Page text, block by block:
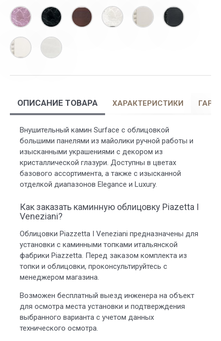
ОПИСАНИЕ ТОВАРА ХАРАКТЕРИСТИКИ
Внушительный камин Surface с облицовкой
большими панелями из майолики ручной работы и
изысканными украшениями с декором из
кристаллической глазури. Доступны в цветах
базового ассортимента, а также с изысканной
отделкой диапазонов Elegance и Luxury.
Как заказать каминную облицовку Piazetta I
Veneziani?
Облицовки Piazzetta I Veneziani предназначены для
установки с каминными топками итальянской
фабрики Piazzetta. Перед заказом комплекта из
топки и облицовки, проконсультируйтесь с
менеджером магазина.
Возможен бесплатный выезд инженера на объект
для осмотра места установки и подтверждения
выбранного варианта с учетом данных
технического осмотра.